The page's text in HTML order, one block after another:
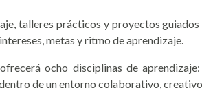
talleres prácticos y proyectos
metas y ritmo de aprendizaje.
ocho disciplinas de
de un entorno colaborativo,